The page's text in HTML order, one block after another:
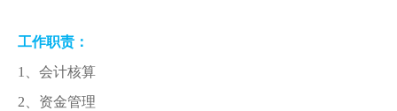
工作职责：
1
、会计核算
2 、资金管理